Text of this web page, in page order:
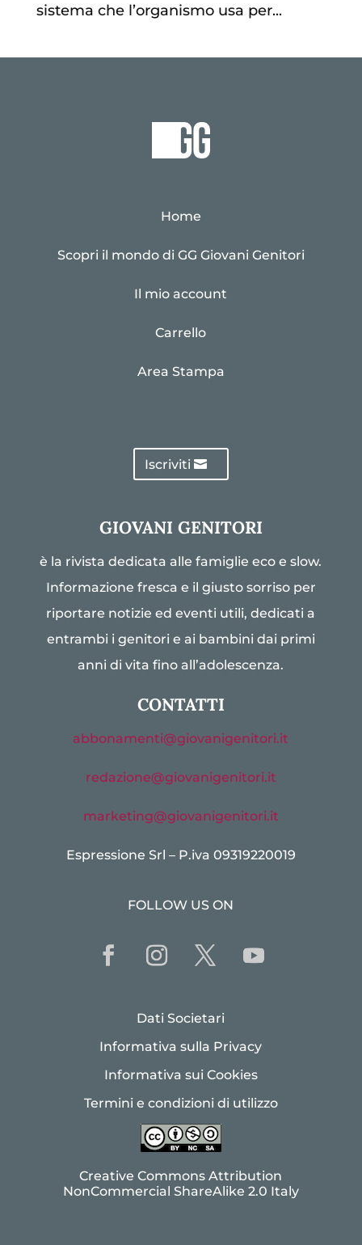
sistema che l’organismo usa per...
Home
Scopri il mondo di GG Giovani Genitori
Il mio account
Carrello
Area Stampa
Iscriviti
GIOVANI GENITORI
è la rivista dedicata alle famiglie eco e slow.
Informazione fresca e il giusto sorriso per
riportare notizie ed eventi utili, dedicati a
entrambi i genitori e ai bambini dai primi
anni di vita fino all’adolescenza.
CONTATTI
abbonamenti@giovanigenitori.it
redazione@giovanigenitori.it
marketing@giovanigenitori.it
Espressione Srl – P.iva 09319220019
FOLLOW US ON
Dati Societari
Informativa sulla Privacy
Informativa sui Cookies
Termini e condizioni di utilizzo
Creative Commons Attribution
NonCommercial ShareAlike 2.0 Italy